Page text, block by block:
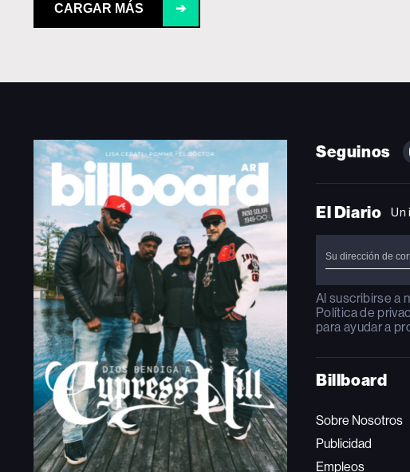
CARGAR MÁS ➔
Seguinos
El Diario Un
Al suscribirse a
Política de
para ayudar a
Billboard
Sobre Nosotros
Publicidad
Empleos